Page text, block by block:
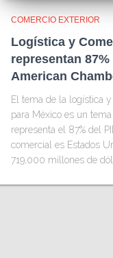
COMERCIO EXTERIOR
Logística y
representan 87%
American
El tema de la logística
para México es un
representa el 87% del
comercial es Estados
719,000 millones de